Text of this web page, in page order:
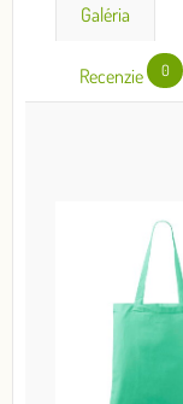
Galéria
Recenzie 0